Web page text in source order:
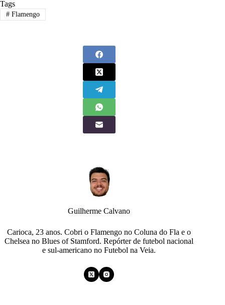
Tags
#Flamengo
Guilherme Calvano
Carioca, 23 anos. Cobri o Flamengo no Coluna do Fla e o
Chelsea no Blues of Stamford. Repórter de futebol nacional
e sul-americano no Futebol na Veia.